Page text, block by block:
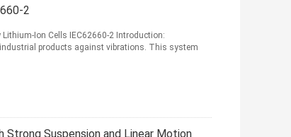
2
Ion Cells IEC62660-2 Introduction:
products against vibrations. This system
Suspension and Linear Motion